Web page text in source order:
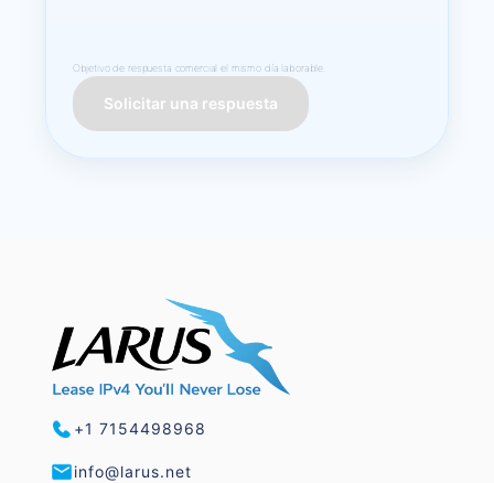
Objetivo de respuesta comercial el mismo día laborable.
Solicitar una respuesta
+1 7154498968
info@larus.net